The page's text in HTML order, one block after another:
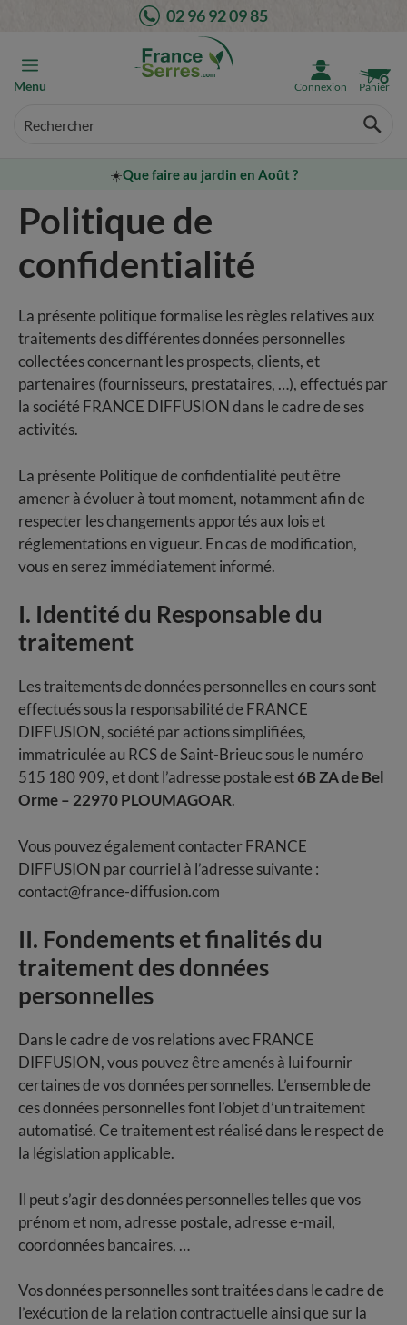
contenu
02 96 92 09 85
Menu Connexion Panier
☀️Que faire au jardin en Août ?
Politique de
confidentialité
La présente politique formalise les règles relatives aux
traitements des différentes données personnelles
collectées concernant les prospects, clients, et
partenaires (fournisseurs, prestataires, …), effectués par
la société FRANCE DIFFUSION dans le cadre de ses
activités.
La présente Politique de confidentialité peut être
amener à évoluer à tout moment, notamment afin de
respecter les changements apportés aux lois et
réglementations en vigueur. En cas de modification,
vous en serez immédiatement informé.
I. Identité du Responsable du
traitement
Les traitements de données personnelles en cours sont
effectués sous la responsabilité de FRANCE
DIFFUSION, société par actions simplifiées,
immatriculée au RCS de Saint-Brieuc sous le numéro
515 180 909, et dont l’adresse postale est6B ZA de Bel
Orme – 22970 PLOUMAGOAR.
Vous pouvez également contacter FRANCE
DIFFUSION par courriel à l’adresse suivante :
contact@france-diffusion.com
II. Fondements et finalités du
traitement des données
personnelles
Dans le cadre de vos relations avec FRANCE
DIFFUSION, vous pouvez être amenés à lui fournir
certaines de vos données personnelles. L’ensemble de
ces données personnelles font l’objet d’un traitement
automatisé. Ce traitement est réalisé dans le respect de
la législation applicable.
Il peut s’agir des données personnelles telles que vos
prénom et nom, adresse postale, adresse e-mail,
coordonnées bancaires, …
Vos données personnelles sont traitées dans le cadre de
l’exécution de la relation contractuelle ainsi que sur la